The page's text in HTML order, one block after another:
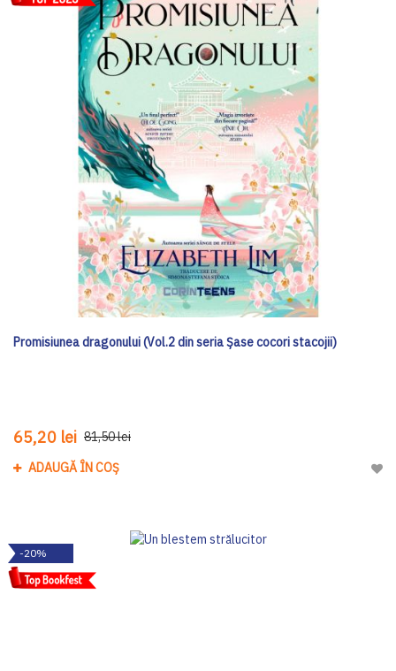
Promisiunea dragonului (Vol.2 din seria Șase cocori stacojii)
65,20 lei 81,50 lei
ADAUGĂ ÎN COȘ
-20%